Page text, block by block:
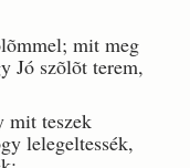
mit meg
Jó szõlõt terem,
mit teszek
lelegeltessék,